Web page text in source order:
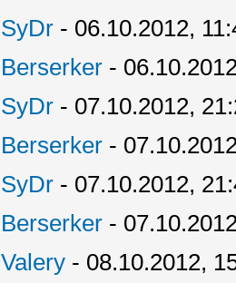
SyDr - 06.10.2012,
Berserker -
SyDr - 07.10.2012,
Berserker -
SyDr - 07.10.2012,
Berserker -
Valery - 08.10.2012,